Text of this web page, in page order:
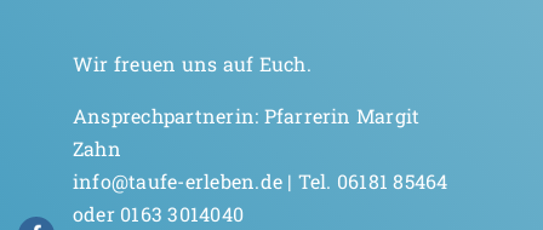
Wir freuen uns auf Euch.
Ansprechpartnerin: Pfarrerin Margit
Zahn
info@taufe-erleben.de | Tel. 06181 85464
oder 0163 3014040